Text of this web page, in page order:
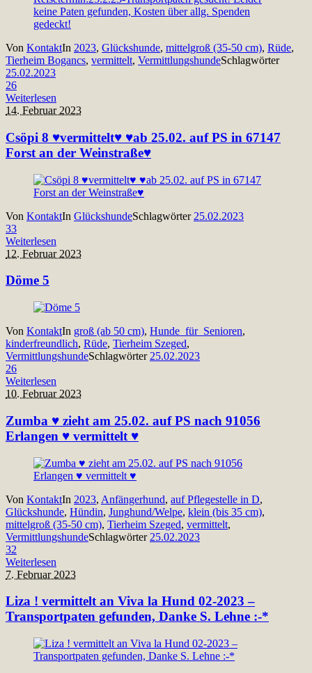
Von KontaktIn 2023, Glückshunde, mittelgroß (35-50 cm), Rüde,
Tierheim Bogancs, vermittelt, VermittlungshundeSchlagwörter
25.02.2023
26
Weiterlesen
14. Februar 2023
Csöpi 8 ♥vermittelt♥ ♥ab 25.02. auf PS in 67147
Forst an der Weinstraße♥
Von KontaktIn GlückshundeSchlagwörter 25.02.2023
33
Weiterlesen
12. Februar 2023
Döme 5
Von KontaktIn groß (ab 50 cm), Hunde_für_Senioren,
kinderfreundlich, Rüde, Tierheim Szeged,
VermittlungshundeSchlagwörter 25.02.2023
26
Weiterlesen
10. Februar 2023
Zumba ♥ zieht am 25.02. auf PS nach 91056
Erlangen ♥ vermittelt ♥
Von KontaktIn 2023, Anfängerhund, auf Pflegestelle in D,
Glückshunde, Hündin, Junghund/Welpe, klein (bis 35 cm),
mittelgroß (35-50 cm), Tierheim Szeged, vermittelt,
VermittlungshundeSchlagwörter 25.02.2023
32
Weiterlesen
7. Februar 2023
Liza ! vermittelt an Viva la Hund 02-2023 –
Transportpaten gefunden, Danke S. Lehne :-*